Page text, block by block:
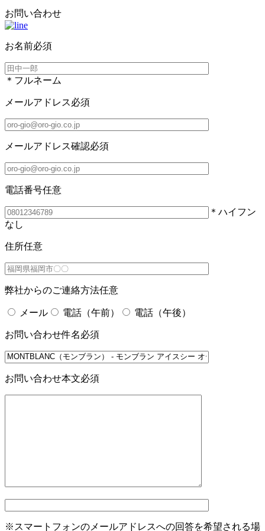
お問い合わせ
お名前必須
＊フルネーム
メールアドレス必須
メールアドレス確認必須
電話番号任意
＊ハイフン
なし
住所任意
弊社からのご連絡方法任意
メール 電話（午前） 電話（午後）
お問い合わせ件名必須
お問い合わせ本文必須
※スマートフォンのメールアドレスへの回答を希望される場